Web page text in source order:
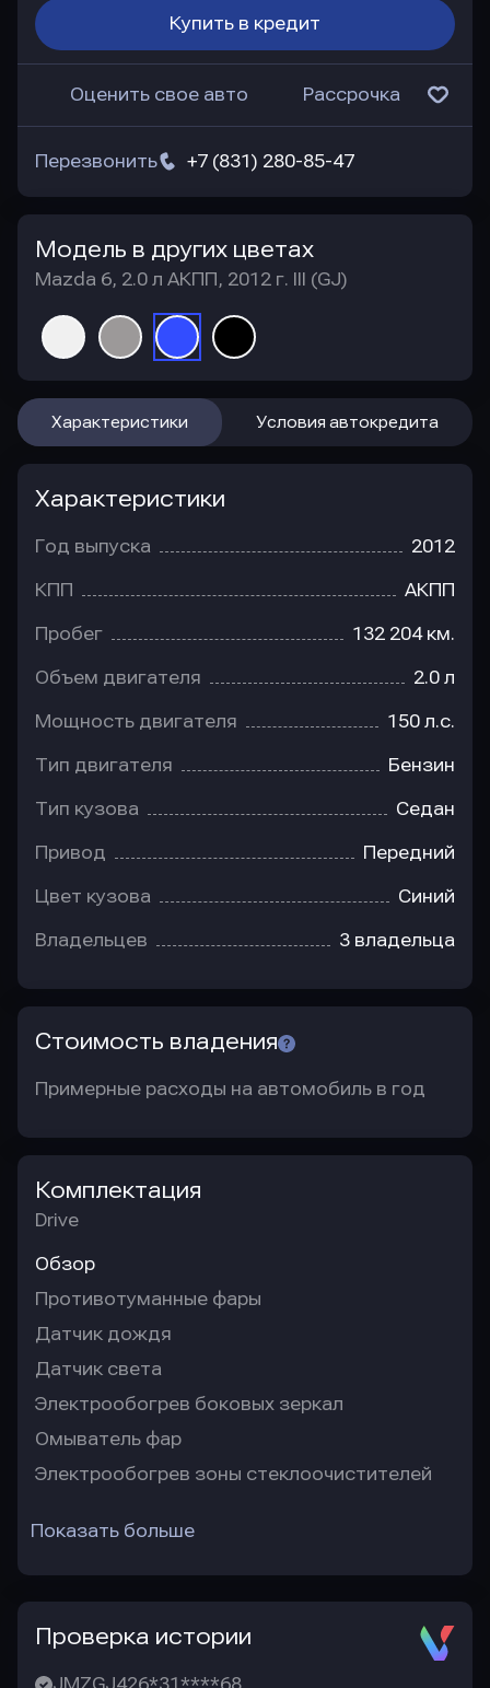
Купить в кредит
Оценить свое авто Рассрочка
+7 (831) 280-85-47
Перезвонить
Модель в других цветах
Mazda 6, 2.0 л АКПП, 2012 г. III (GJ)
Характеристики Условия автокредита
Характеристики
Год выпуска 2012
КПП АКПП
Пробег 132 204 км.
Объем двигателя 2.0 л
Мощность двигателя 150 л.с.
Тип двигателя Бензин
Тип кузова Седан
Привод Передний
Цвет кузова Синий
Владельцев 3 владельца
Стоимость владения
Примерные расходы на автомобиль в год
Комплектация
Drive
Обзор
Противотуманные фары
Датчик дождя
Датчик света
Электрообогрев боковых зеркал
Омыватель фар
Электрообогрев зоны стеклоочистителей
Показать больше
Проверка истории